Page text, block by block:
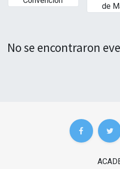
de
No se encontraron